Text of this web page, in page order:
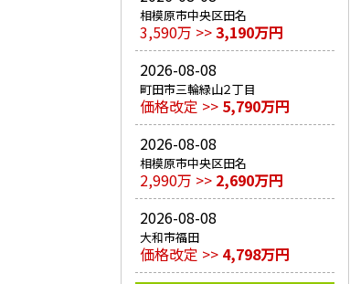
相模原市中央区田名
3,590万 >>3,190万円
2026-08-08
町田市三輪緑山２丁目
価格改定 >> 5,790万円
2026-08-08
相模原市中央区田名
2,990万 >> 2,690万円
2026-08-08
大和市福田
価格改定 >> 4,798万円